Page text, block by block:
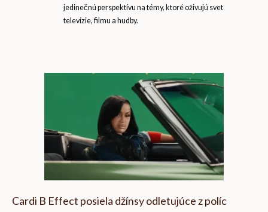
jedinečnú perspektívu na témy, ktoré oživujú svet
televízie, filmu a hudby.
Cardi B Effect posiela džínsy odletujúce z políc